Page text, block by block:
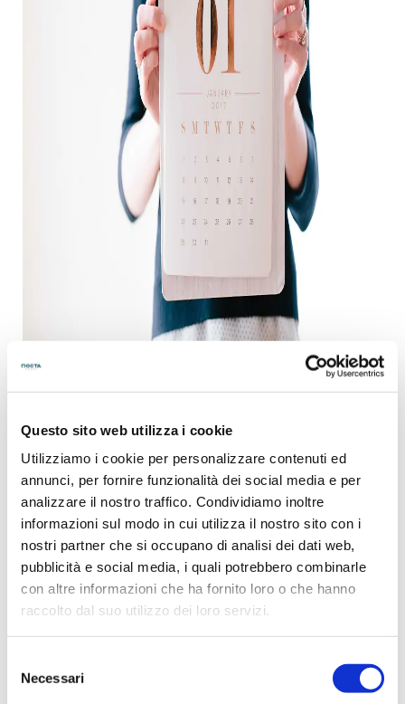
Questo sito web utilizza i cookie
Utilizziamo i cookie per personalizzare contenuti ed
annunci, per fornire funzionalità dei social media e per
analizzare il nostro traffico. Condividiamo inoltre
informazioni sul modo in cui utilizza il nostro sito con i
nostri partner che si occupano di analisi dei dati web,
pubblicità e social media, i quali potrebbero combinarle
con altre informazioni che ha fornito loro o che hanno
raccolto dal suo utilizzo dei loro servizi.
delNecessari
rivelato che a rendere popolari i calendari e i planning è
stata proprio la possibilità di adattarli al proprio stile, di farne
far ricordare la propria azienda
propria attività o la propria persona. Molti sono, infatti, gli
imprenditori e i liberi professionisti, dagli agenti immobiliari ai
medici, dai carrozzieri agli assicuratori, dalle banche ai
produttori alimentari, a utilizzare i calendari e i planning
pubblicitari per creare un contatto o perfidelizzare i propri
clienti e per farsi pubblicità.
Graphic, ha rilasciato tempo fa un’intervista al New York
Times in cui spiega che i calendari e i planning personalizzati